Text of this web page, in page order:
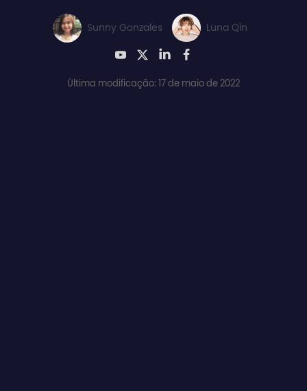
Sunny Gonzales Luna Qin
Última modificação: 17 de maio de 2022